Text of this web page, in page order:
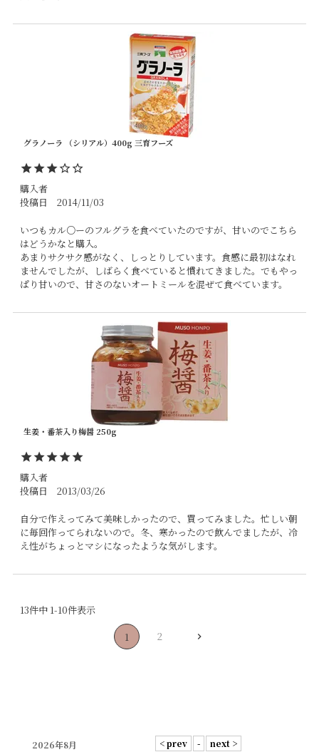
グラノーラ （シリアル）400g 三育フーズ
購入者
投稿日
2014/11/03
いつもカル○ーのフルグラを食べていたのですが、甘いのでこちら
はどうかなと購入。
あまりサクサク感がなく、しっとりしています。食感に最初はなれ
ませんでしたが、しばらく食べていると慣れてきました。でもやっ
ぱり甘いので、甘さのないオートミールを混ぜて食べています。
生姜・番茶入り梅醤 250g
購入者
投稿日
2013/03/26
自分で作えってみて美味しかったので、買ってみました。忙しい朝
に毎回作ってられないので。冬、寒かったので飲んでましたが、冷
え性がちょっとマシになったような気がします。
13件中 1-10件表示
1
2
2026年8月